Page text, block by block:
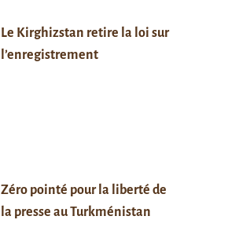
Le Kirghizstan retire la loi sur
l’enregistrement
Zéro pointé pour la liberté de
la presse au Turkménistan